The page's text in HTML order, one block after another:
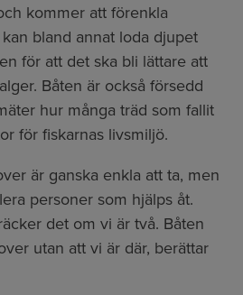
kommer att förenkla
bland annat loda djupet
för att det ska bli lättare att
Båten är också försedd
hur många träd som fallit
för fiskarnas livsmiljö.
är ganska enkla att ta, men
personer som hjälps åt.
det om vi är två. Båten
utan att vi är där, berättar